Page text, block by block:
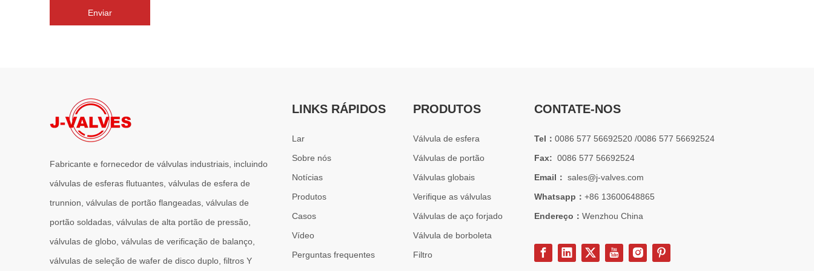
Os sistemas de engenharia naval operam em alguns
2026-07-01
Enviar
Fabricante e fornecedor de válvulas industriais, incluindo
válvulas de esferas flutuantes, válvulas de esfera de
trunnion, válvulas de portão flangeadas, válvulas de
portão soldadas, válvulas de alta portão de pressão,
válvulas de globo, válvulas de verificação de balanço,
válvulas de seleção de wafer de disco duplo, filtros Y
LINKS RÁPIDOS
Lar
Sobre nós
Notícias
Produtos
Casos
Vídeo
Perguntas frequentes
PRODUTOS
Válvula de esfera
Válvulas de portão
Válvulas globais
Verifique as válvulas
Válvulas de aço forjado
Válvula de borboleta
Filtro
CONTATE-NOS
Tel： 0086 577 56692520 /0086 577 56692524
Fax: 0086 577 56692524
Email： sales@j-valves.com
Whatsapp： +86 13600648865
Endereço： Wenzhou China